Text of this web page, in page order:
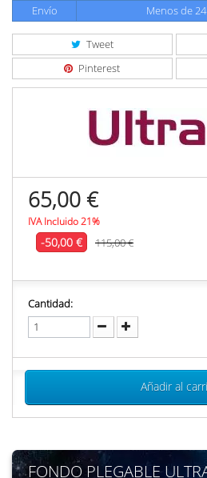
Envío
Menos de
Tweet
Pinterest
65,00 €
IVA Incluido 21%
-50,00 € 115,00 €
Cantidad:
Añadir al
FONDO PLEGABLE